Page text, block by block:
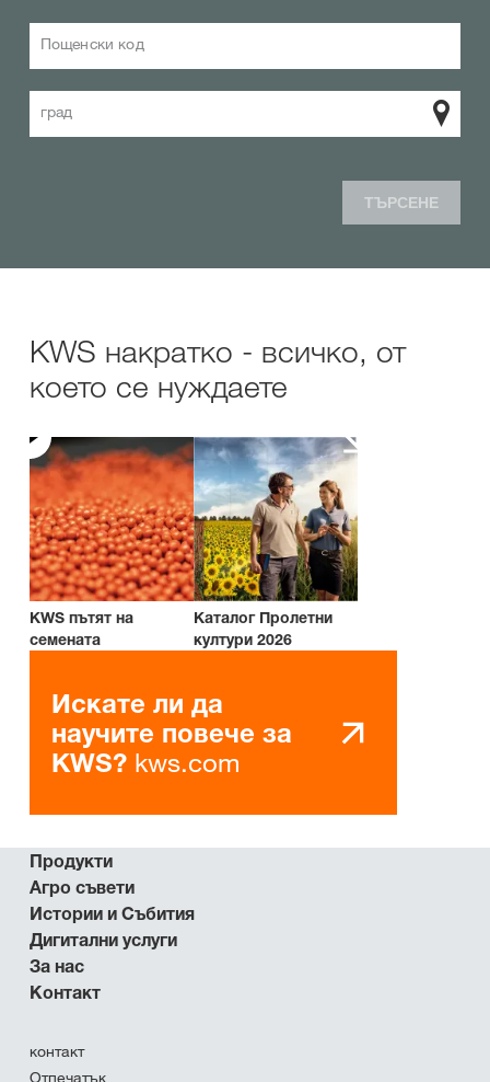
Пощенски код
град
ТЪРСЕНЕ
KWS накратко - всичко, от
което се нуждаете
KWS пътят на
семената
Каталог Пролетни
култури 2026
Искате ли да
научите повече за
KWS? kws.com
Продукти
Агро съвети
Истории и Събития
Дигитални услуги
За нас
Контакт
контакт
Отпечатък